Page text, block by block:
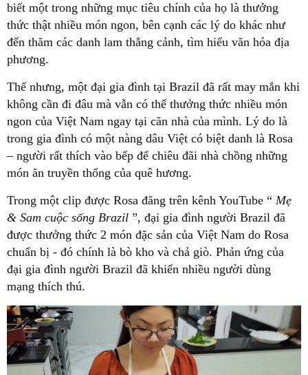
biết một trong những mục tiêu chính của họ là thưởng
thức thật nhiều món ngon, bên cạnh các lý do khác như
đến thăm các danh lam thắng cảnh, tìm hiểu văn hóa địa
phương.
Thế nhưng, một đại gia đình tại Brazil đã rất may mắn khi
không cần đi đâu mà vẫn có thể thưởng thức nhiều món
ngon của Việt Nam ngay tại căn nhà của mình. Lý do là
trong gia đình có một nàng dâu Việt có biệt danh là Rosa
– người rất thích vào bếp để chiêu đãi nhà chồng những
món ăn truyền thống của quê hương.
Trong một clip được Rosa đăng trên kênh YouTube “ Mẹ
& Sam cuộc sống Brazil ”, đại gia đình người Brazil đã
được thưởng thức 2 món đặc sản của Việt Nam do Rosa
chuẩn bị - đó chính là bò kho và chả giò. Phản ứng của
đại gia đình người Brazil đã khiến nhiều người dùng
mạng thích thú.